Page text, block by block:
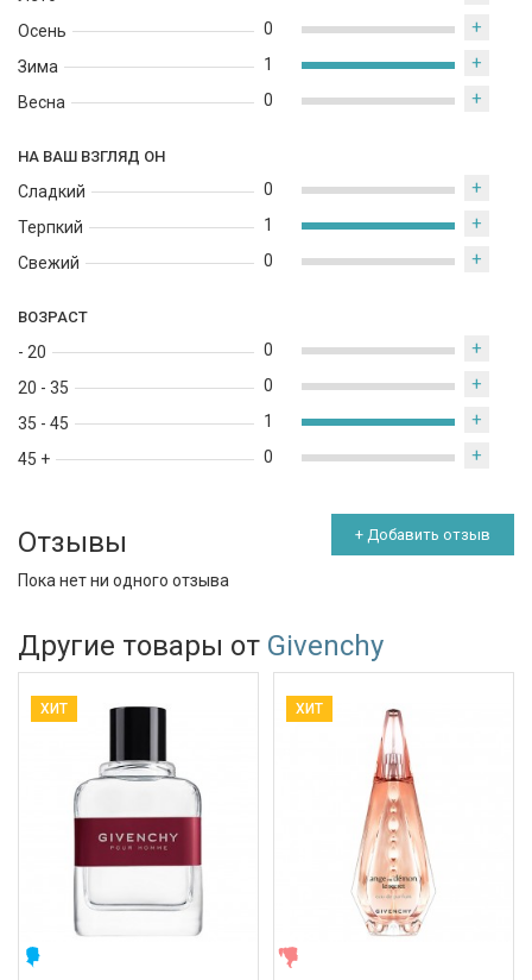
Осень
Зима
Весна
0 +
1 +
0 +
НА ВАШ ВЗГЛЯД ОН
Сладкий
Терпкий
Свежий
0 +
1 +
0 +
ВОЗРАСТ
- 20
20 - 35
35 - 45
45 +
0 +
0 +
1 +
0 +
Отзывы + Добавить отзыв
Пока нет ни одного отзыва
Другие товары от Givenchy
ХИТ ХИТ